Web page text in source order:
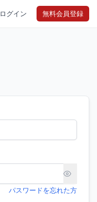
ログイン 無料会員登録
パスワードを忘れた方